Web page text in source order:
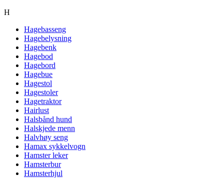
H
Hagebasseng
Hagebelysning
Hagebenk
Hagebod
Hagebord
Hagebue
Hagestol
Hagestoler
Hagetraktor
Hairlust
Halsbånd hund
Halskjede menn
Halvhøy seng
Hamax sykkelvogn
Hamster leker
Hamsterbur
Hamsterhjul